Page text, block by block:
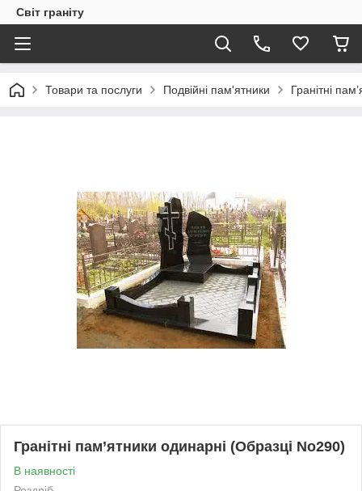
Світ граніту
Товари та послуги Подвійні пам'ятники Гранітні
Гранітні пам’ятники одинарні (Образці No290)
В наявності